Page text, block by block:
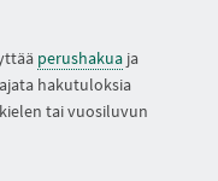
perushakua ja
hakutuloksia
tai vuosiluvun